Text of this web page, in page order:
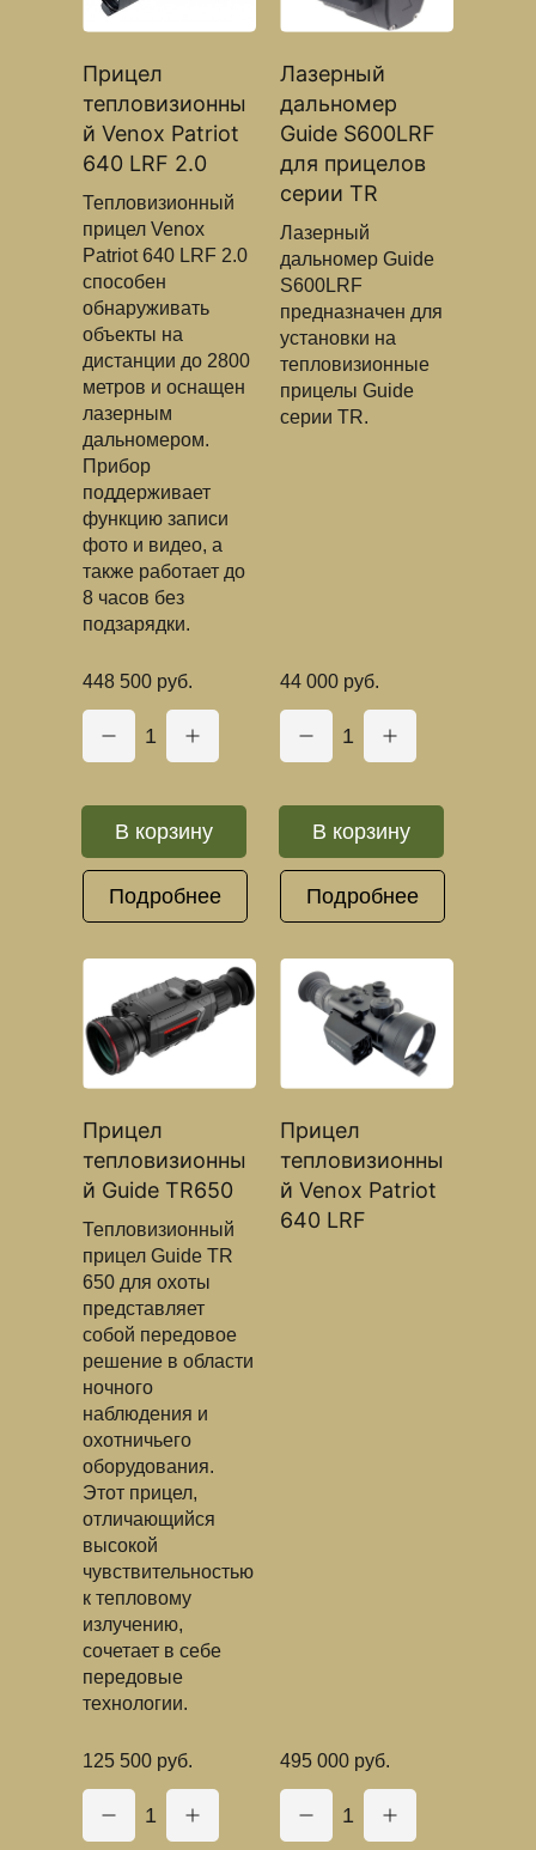
Прицел
тепловизионны
й Venox Patriot
640 LRF 2.0
Тепловизионный
прицел Venox
Patriot 640 LRF 2.0
способен
обнаруживать
объекты на
дистанции до 2800
метров и оснащен
лазерным
дальномером.
Прибор
поддерживает
функцию записи
фото и видео, а
также работает до
8 часов без
подзарядки.
448 500 руб.
1
В корзину
Подробнее
Лазерный
дальномер
Guide S600LRF
для прицелов
серии TR
Лазерный
дальномер Guide
S600LRF
предназначен для
установки на
тепловизионные
прицелы Guide
серии TR.
44 000 руб.
1
В корзину
Подробнее
Прицел
тепловизионны
й Guide TR650
Тепловизионный
прицел Guide TR
650 для охоты
представляет
собой передовое
решение в области
ночного
наблюдения и
охотничьего
оборудования.
Этот прицел,
отличающийся
высокой
чувствительностью
к тепловому
излучению,
сочетает в себе
передовые
технологии.
125 500 руб.
1
Прицел
тепловизионны
й Venox Patriot
640 LRF
495 000 руб.
1